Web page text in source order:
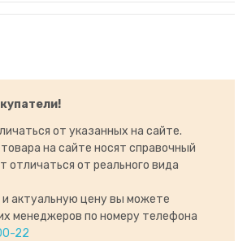
от указанных на сайте.
на сайте носят справочный
отличаться от реального вида
и актуальную цену вы можете
менеджеров по номеру телефона
22